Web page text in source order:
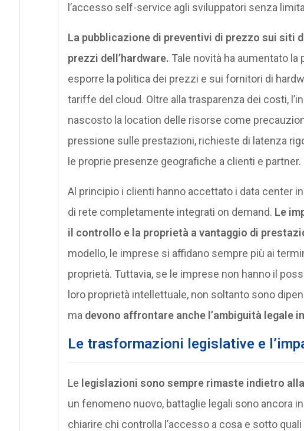
l’accesso self-service agli sviluppatori senza
La pubblicazione di preventivi di prezzo sui siti
prezzi dell’hardware. Tale novità ha aumentato
esporre la politica dei prezzi e sui fornitori di
tariffe del cloud. Oltre alla trasparenza dei costi,
nascosto la location delle risorse come
pressione sulle prestazioni, richieste di latenza
le proprie presenze geografiche a clienti e partner.
Al principio i clienti hanno accettato i data center
di rete completamente integrati on demand. Le
il controllo e la proprietà a vantaggio di
modello, le imprese si affidano sempre più ai
proprietà. Tuttavia, se le imprese non hanno il
loro proprietà intellettuale, non soltanto sono
ma devono affrontare anche l’ambiguità legale
Le trasformazioni legislative e
Le legislazioni sono sempre rimaste indietro
un fenomeno nuovo, battaglie legali sono ancora
chiarire chi controlla l’accesso a cosa e sotto